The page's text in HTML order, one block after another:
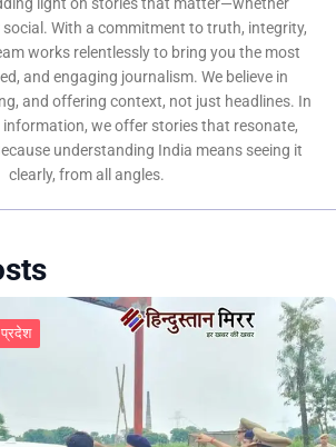
With a commitment to truth, integrity,
works relentlessly to bring you the most
and engaging journalism. We believe in
and offering context, not just headlines. In
we offer stories that resonate,
understanding India means seeing it
clearly, from all angles.
प्रदेश